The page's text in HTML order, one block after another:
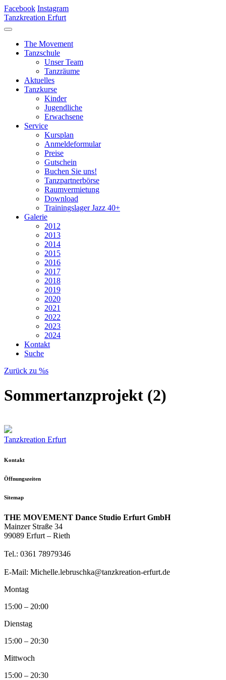
Facebook Instagram
Tanzkreation Erfurt
The Movement
Tanzschule
Unser Team
Tanzräume
Aktuelles
Tanzkurse
Kinder
Jugendliche
Erwachsene
Service
Kursplan
Anmeldeformular
Preise
Gutschein
Buchen Sie uns!
Tanzpartnerbörse
Raumvermietung
Download
Trainingslager Jazz 40+
Galerie
2012
2013
2014
2015
2016
2017
2018
2019
2020
2021
2022
2023
2024
Kontakt
Suche
Zurück zu %s
Sommertanzprojekt (2)
Tanzkreation Erfurt
Kontakt
Öffnungszeiten
Sitemap
THE MOVEMENT Dance Studio Erfurt GmbH
Mainzer Straße 34
99089 Erfurt – Rieth
Tel.: 0361 78979346
E-Mail: Michelle.lebruschka@tanzkreation-erfurt.de
Montag
15:00 – 20:00
Dienstag
15:00 – 20:30
Mittwoch
15:00 – 20:30